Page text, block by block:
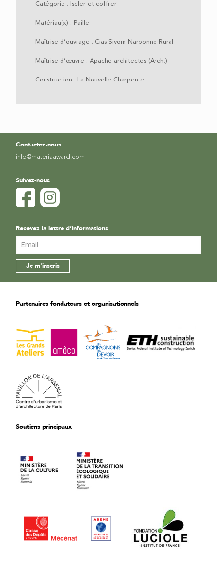
Catégorie : Isoler et coffrer
Matériau(x) : Paille
Maîtrise d’ouvrage : Cias-Sivom Narbonne Rural
Maîtrise d’œuvre : Apache architectes (Arch.)
Construction : La Nouvelle Charpente
Contactez-nous
info@materiaaward.com
Suivez-nous
Recevez la lettre d’informations
Partenaires fondateurs et organisationnels
Soutiens principaux